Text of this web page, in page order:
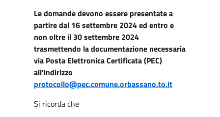
Le domande devono essere presentate a
partire dal 16 settembre 2024 ed entro e
non oltre il 30 settembre 2024
trasmettendo la documentazione necessaria
via Posta Elettronica Certificata (PEC)
all’indirizzo
protocollo@pec.comune.orbassano.to.it
Si ricorda che